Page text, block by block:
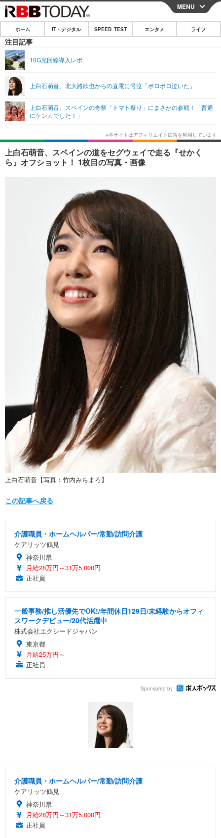
CLOSE
ホーム
IT・デジタル
ショッピング その他
エンタメ
エンタメTOP
韓国・芸能
音楽 スポーツ
ショッピング
ライフ
ライフTOP グルメ
ペット ショッピング
リリース一覧
プッシュ通知の停止方法
MENU
ホーム IT・デジタル SPEED TEST エンタメ ライフ
注目記事
10G光回線導入レポ
上白石萌音、北大路欣也からの直電に号泣「ボロボロ泣いた」
上白石萌音、スペインの奇祭「トマト祭り」にまさかの参戦！「普通
にケンカでした！」
上白石萌音、スペインの道をセグウェイで走る『せかく
ら』オフショット！ 1枚目の写真・画像
上白石萌音【写真：竹内みちまろ】
この記事へ戻る
介護職員・ホームヘルパー/常勤/訪問介護
ケアリッツ鶴見
神奈川県
月給28万円～31万5,000円
正社員
一般事務/推し活優先でOK!/年間休日129日/未経験からオフィ
スワークデビュー/20代活躍中
株式会社エクシードジャパン
東京都
月給25万円～
正社員
Sponsored by
介護職員・ホームヘルパー/常勤/訪問介護
ケアリッツ鶴見
神奈川県
月給28万円～31万5,000円
正社員